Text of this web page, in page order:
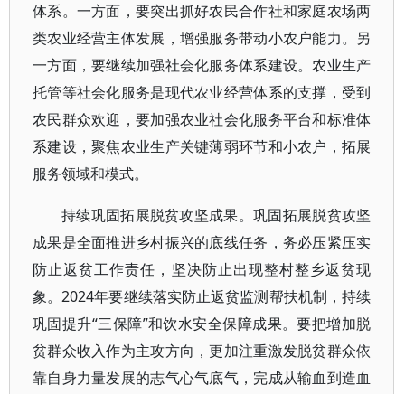
体系。一方面，要突出抓好农民合作社和家庭农场两
类农业经营主体发展，增强服务带动小农户能力。另
一方面，要继续加强社会化服务体系建设。农业生产
托管等社会化服务是现代农业经营体系的支撑，受到
农民群众欢迎，要加强农业社会化服务平台和标准体
系建设，聚焦农业生产关键薄弱环节和小农户，拓展
服务领域和模式。
持续巩固拓展脱贫攻坚成果。巩固拓展脱贫攻坚
成果是全面推进乡村振兴的底线任务，务必压紧压实
防止返贫工作责任，坚决防止出现整村整乡返贫现
象。2024年要继续落实防止返贫监测帮扶机制，持续
巩固提升“三保障”和饮水安全保障成果。要把增加脱
贫群众收入作为主攻方向，更加注重激发脱贫群众依
靠自身力量发展的志气心气底气，完成从输血到造血